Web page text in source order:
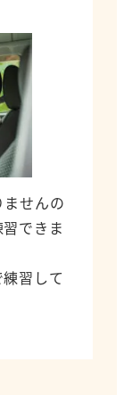
せんの
できま
習して